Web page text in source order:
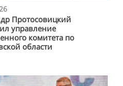
Протосовицкий
управление
комитета по
области